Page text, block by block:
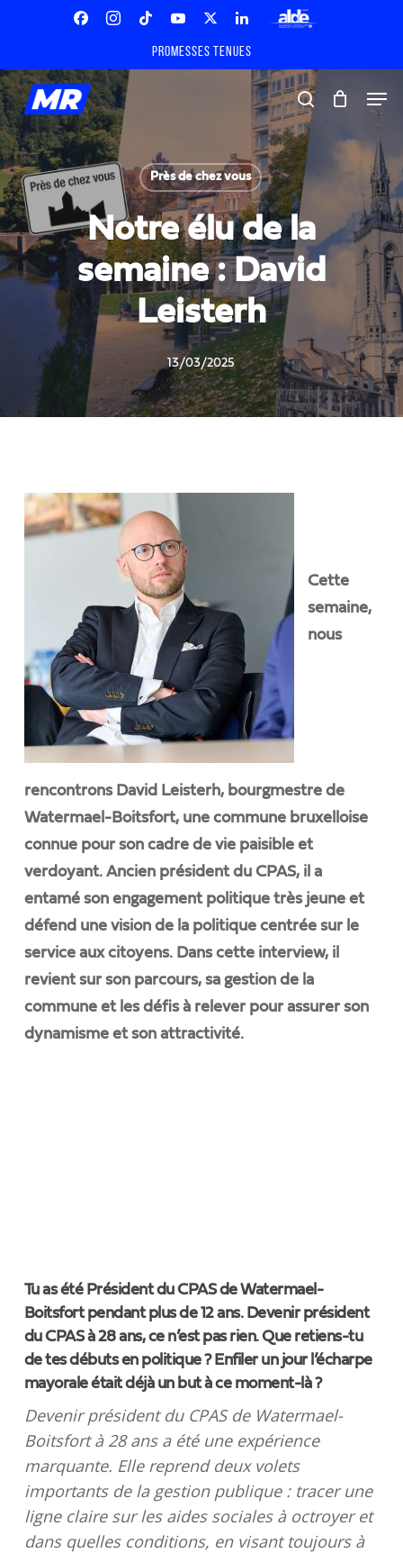
content
Twitter
Linkedin ALDE
Promesses tenues
search
Près de chez vous
Notre élu de la
semaine : David
Leisterh
13/03/2025
Cette
semaine,
nous
rencontrons David Leisterh, bourgmestre de
Watermael-Boitsfort, une commune bruxelloise
connue pour son cadre de vie paisible et
verdoyant. Ancien président du CPAS, il a
entamé son engagement politique très jeune et
défend une vision de la politique centrée sur le
service aux citoyens. Dans cette interview, il
revient sur son parcours, sa gestion de la
commune et les défis à relever pour assurer son
dynamisme et son attractivité.
Tu as été Président du CPAS de Watermael-
Boitsfort pendant plus de 12 ans. Devenir président
du CPAS à 28 ans, ce n’est pas rien. Que retiens-tu
de tes débuts en politique ? Enfiler un jour l’écharpe
mayorale était déjà un but à ce moment-là ?
Devenir président du CPAS de Watermael-
Boitsfort à 28 ans a été une expérience
marquante. Elle reprend deux volets
importants de la gestion publique : tracer une
ligne claire sur les aides sociales à octroyer et
dans quelles conditions, en visant toujours à